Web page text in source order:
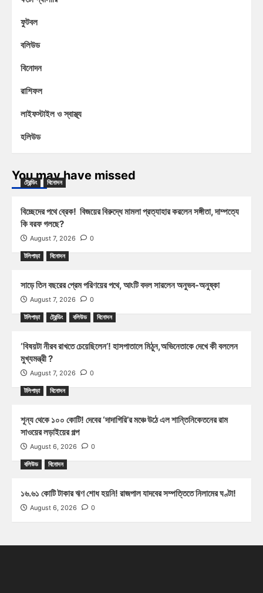
ফুটবল
বলিউড
বিনোদন
রাশিফল
লাইফস্টাইল ও স্বাস্থ্য
হলিউড
You may have missed
ট্রেন্ডিং বিনোদন
বিচ্ছেদের পথে ব্রেক! বিজয়ের বিরুদ্ধে মামলা প্রত্যাহার করলেন সঙ্গীতা, দাম্পত্যে
কি বরফ গলছে?
August 7, 2026 0
টলিপাড়া বিনোদন
সাড়ে তিন বছরের প্রেম পরিণয়ের পথে, আংটি বদল সারলেন অনুভব-অনুষ্কা
August 7, 2026 0
টলিপাড়া ট্রেন্ডিং বলিউড বিনোদন
‘বিষয়টা নীরব রাখতে চেয়েছিলেন’! হাসপাতালে মিঠুন,অভিনেতাকে দেখে কী বললেন
মুখ্যমন্ত্রী ?
August 7, 2026 0
টলিপাড়া বিনোদন
শূন্য থেকে ১০০ কোটি! দেবের ‘দাদাগিরি’র মঞ্চে উঠে এল শান্তিনিকেতনের রাম
সাওয়ের লড়াইয়ের গল্প
August 6, 2026 0
বলিউড বিনোদন
১৬.৬১ কোটি টাকার ঋণ শোধ হয়নি! রাজপাল যাদবের সম্পত্তিতে নিলামের ঘণ্টা!
August 6, 2026 0